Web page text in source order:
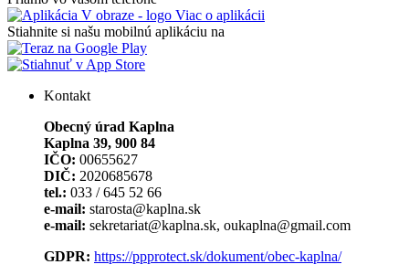
Viac o aplikácii
Stiahnite si našu mobilnú aplikáciu na
Kontakt
Obecný úrad Kaplna
Kaplna 39, 900 84
IČO: 00655627
DIČ: 2020685678
tel.: 033 / 645 52 66
e-mail: starosta@kaplna.sk
e-mail: sekretariat@kaplna.sk, oukaplna@gmail.com
GDPR: https://ppprotect.sk/dokument/obec-kaplna/